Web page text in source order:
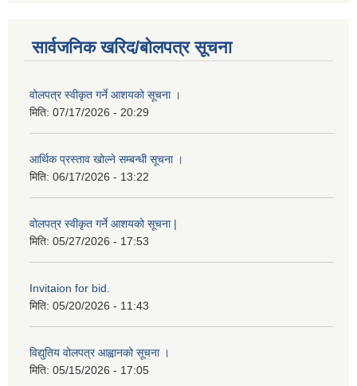
सार्वजनिक खरिद/बोलपत्र सूचना
वोलपत्र स्वीकृत गर्ने आशयको सूचना ।
मिति: 07/17/2026 - 20:29
आर्थिक प्रस्ताव खोल्ने सम्बन्धी सूचना ।
मिति: 06/17/2026 - 13:22
वोलपत्र स्वीकृत गर्ने आशयको सूचना |
मिति: 05/27/2026 - 17:53
Invitaion for bid.
मिति: 05/20/2026 - 11:43
विद्युतिय वोलपत्र आह्वानको सूचना ।
मिति: 05/15/2026 - 17:05